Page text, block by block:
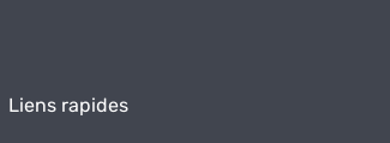
Liens rapides